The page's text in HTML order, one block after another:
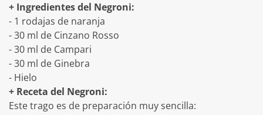
+ Ingredientes del Negroni:
- 1 rodajas de naranja
- 30 ml de Cinzano Rosso
- 30 ml de Campari
- 30 ml de Ginebra
- Hielo
+ Receta del Negroni:
Este trago es de preparación muy sencilla: